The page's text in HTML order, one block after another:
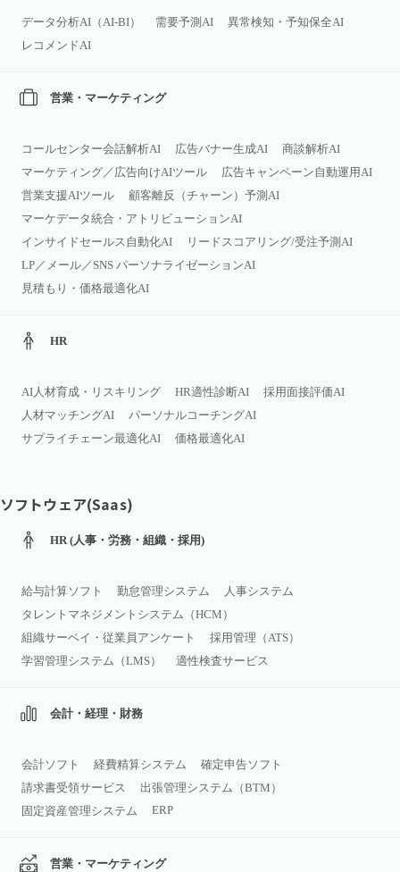
データ分析AI（AI‑BI） 需要予測AI
異常検知・予知保全AI
レコメンドAI
営業・マーケティング
コールセンター会話解析AI 広告バナー生成AI
商談解析AI
マーケティング／広告向けAIツール
広告キャンペーン自動運用AI
営業支援AIツール
顧客離反（チャーン）予測AI
マーケデータ統合・アトリビューションAI
インサイドセールス自動化AI
リードスコアリング/受注予測AI
LP／メール／SNS パーソナライゼーションAI
見積もり・価格最適化AI
HR
AI人材育成・リスキリング HR適性診断AI
採用面接評価AI
人材マッチングAI
パーソナルコーチングAI
サプライチェーン最適化AI
価格最適化AI
ソフトウェア(Saas)
HR (人事・労務・組織・採用)
給与計算ソフト 勤怠管理システム
人事システム
タレントマネジメントシステム（HCM）
組織サーベイ・従業員アンケート
採用管理（ATS）
学習管理システム（LMS）
適性検査サービス
会計・経理・財務
会計ソフト 経費精算システム
確定申告ソフト
請求書受領サービス
出張管理システム（BTM）
固定資産管理システム
ERP
営業・マーケティング